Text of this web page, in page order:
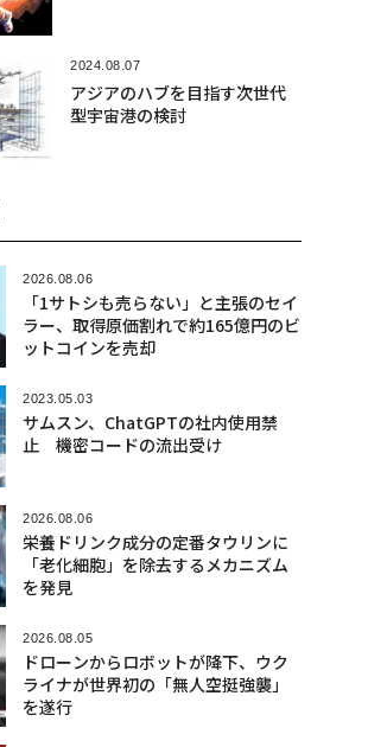
2024.08.07
アジアのハブを目指す次世代
型宇宙港の検討
2026.08.06
「1サトシも売らない」と主張のセイ
ラー、取得原価割れで約165億円のビ
ットコインを売却
2023.05.03
サムスン、ChatGPTの社内使用禁
止 機密コードの流出受け
2026.08.06
栄養ドリンク成分の定番タウリンに
「老化細胞」を除去するメカニズム
を発見
2026.08.05
ドローンからロボットが降下、ウク
ライナが世界初の「無人空挺強襲」
を遂行